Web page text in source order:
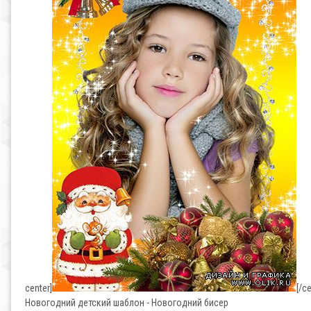
center]
[/
Новогодний детский шаблон - Новогодний бисер